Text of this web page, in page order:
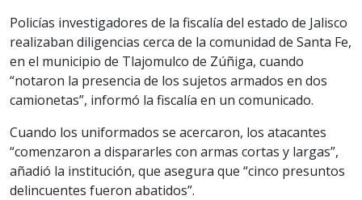
Policías investigadores de la fiscalía del estado de Jalisco
realizaban diligencias cerca de la comunidad de Santa Fe,
en el municipio de Tlajomulco de Zúñiga, cuando
“notaron la presencia de los sujetos armados en dos
camionetas”, informó la fiscalía en un comunicado.
Cuando los uniformados se acercaron, los atacantes
“comenzaron a dispararles con armas cortas y largas”,
añadió la institución, que asegura que “cinco presuntos
delincuentes fueron abatidos”.